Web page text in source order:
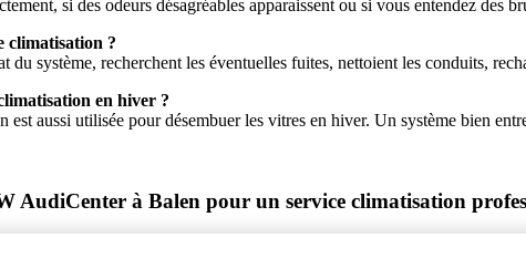
si des odeurs désagréables apparaissent ou si vous entendez des
climatisation ?
du système, recherchent les éventuelles fuites, nettoient les conduits,
en hiver ?
aussi utilisée pour désembuer les vitres en hiver. Un système bien
AudiCenter à Balen pour un service climatisation
gâcher votre confort de conduite. Contactez VW AudiCenter à Balen
un e-mail à info@vwaudicenter.be pour fixer un rendez-vous.